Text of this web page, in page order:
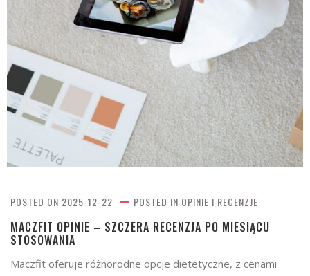
POSTED ON 2025-12-22 POSTED IN OPINIE I RECENZJE
MACZFIT OPINIE – SZCZERA RECENZJA PO MIESIĄCU
STOSOWANIA
Maczfit oferuje różnorodne opcje dietetyczne, z cenami